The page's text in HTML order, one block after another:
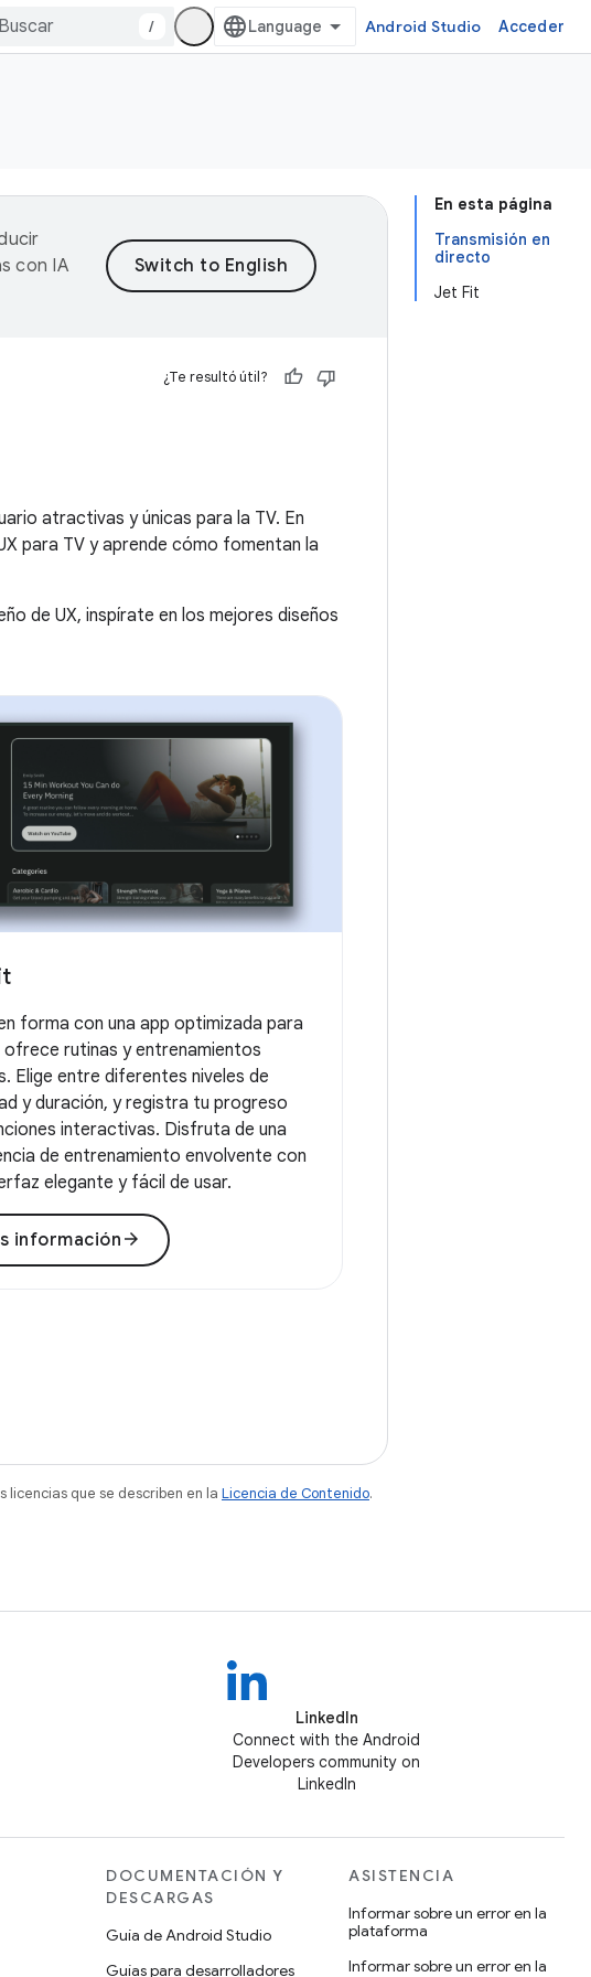
/ Android Studio Acceder
En esta página
Transmisión en
directo
Jet Fit
con IA
¿Te resultó útil?
atractivas y únicas para la TV. En
para TV y aprende cómo fomentan la
de UX, inspírate en los mejores diseños
forma con una app optimizada para
ofrece rutinas y entrenamientos
Elige entre diferentes niveles de
y duración, y registra tu progreso
interactivas. Disfruta de una
de entrenamiento envolvente con
elegante y fácil de usar.
información arrow_forward
licencias que se describen en la Licencia de Contenido.
LinkedIn
Connect with the Android
Developers community on
LinkedIn
DOCUMENTACIÓN Y
DESCARGAS
Guía de Android Studio
Guías para desarrolladores
ASISTENCIA
Informar sobre un error en la
plataforma
Informar sobre un error en la